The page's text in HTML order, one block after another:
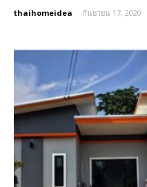
thaihomeidea - กันยายน 17, 2020